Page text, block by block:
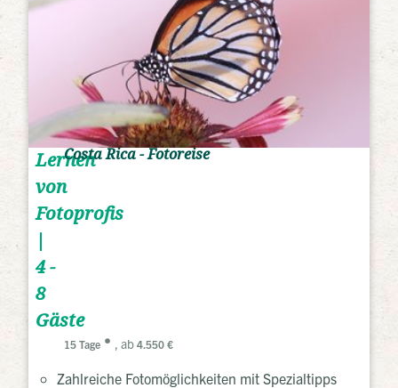
Lernen
von
Fotoprofis
|
4 -
8
Gäste
Costa Rica - Fotoreise
15 Tage , ab 4.550 €
Zahlreiche Fotomöglichkeiten mit Spezialtipps